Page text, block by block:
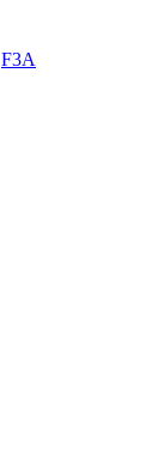
F3A